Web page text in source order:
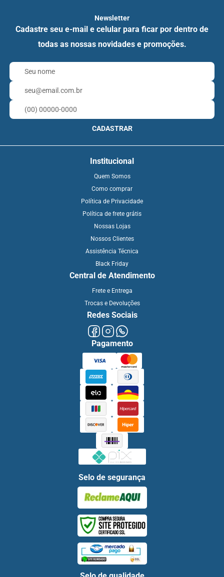
Newsletter
Cadastre seu e-mail e celular para ficar por dentro de
todas as nossas novidades e promoções.
CADASTRAR
Institucional
Quem Somos
Como comprar
Política de Privacidade
Política de frete grátis
Nossas Lojas
Nossos Clientes
Assistência Técnica
Black Friday
Central de Atendimento
Frete e Entrega
Trocas e Devoluções
Redes Sociais
Pagamento
Selo de segurança